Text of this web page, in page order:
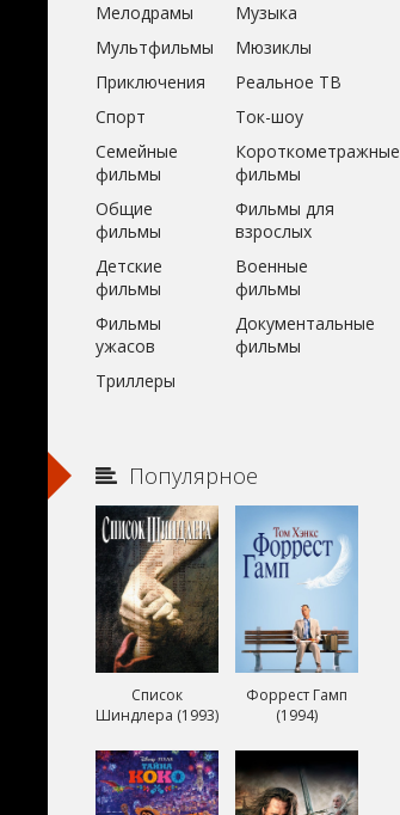
Мелодрамы
Музыка
Мультфильмы
Мюзиклы
Приключения
Реальное ТВ
Спорт
Ток-шоу
Семейные
фильмы
Короткометражные
фильмы
Общие
фильмы
Фильмы для
взрослых
Детские
фильмы
Военные
фильмы
Фильмы
ужасов
Документальные
фильмы
Триллеры
Популярное
Список
Шиндлера (1993)
Форрест Гамп
(1994)